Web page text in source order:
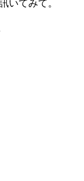
いてみて。